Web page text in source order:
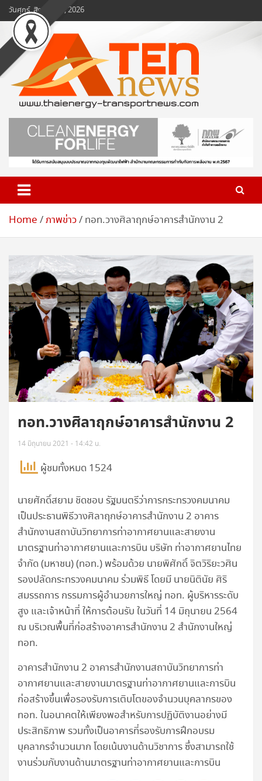
Skip
to
content
วันศุกร์, สิงหาคม 7, 2026
www.ten-news.com
ข่าวพลังงานและคมนาคม
Home ภาพข่าว ทอท.วางศิลาฤกษ์อาคารสำนักงาน 2
ทอท.วางศิลาฤกษ์อาคารสำนักงาน 2
14 มิถุนายน 2021 - 14:42 น.
ผู้ชมทั้งหมด 1524
นายศักดิ์สยาม ชิดชอบ รัฐมนตรีว่าการกระทรวงคมนาคม
เป็นประธานพิธีวางศิลาฤกษ์อาคารสำนักงาน 2 อาคาร
สำนักงานสถาบันวิทยาการท่าอากาศยานและสายงาน
มาตรฐานท่าอากาศยานและการบิน บริษัท ท่าอากาศยานไทย
จำกัด (มหาชน) (ทอท.) พร้อมด้วย นายพิศักดิ์ จิตวิริยะวศิน
รองปลัดกระทรวงคมนาคม ร่วมพิธี โดยมี นายนิตินัย ศิริ
สมรรถการ กรรมการผู้อำนวยการใหญ่ ทอท. ผู้บริหารระดับ
สูง และเจ้าหน้าที่ ให้การต้อนรับ ในวันที่ 14 มิถุนายน 2564
ณ บริเวณพื้นที่ก่อสร้างอาคารสำนักงาน 2 สำนักงานใหญ่
ทอท.
อาคารสำนักงาน 2 อาคารสำนักงานสถาบันวิทยาการท่า
อากาศยานและสายงานมาตรฐานท่าอากาศยานและการบิน
ก่อสร้างขึ้นเพื่อรองรับการเติบโตของจำนวนบุคลากรของ
ทอท. ในอนาคตให้เพียงพอสำหรับการปฏิบัติงานอย่างมี
ประสิทธิภาพ รวมทั้งเป็นอาคารที่รองรับการฝึกอบรม
บุคลากรจำนวนมาก โดยเน้นงานด้านวิชาการ ซึ่งสามารถใช้
งานร่วมกับงานด้านมาตรฐานท่าอากาศยานและการบิน